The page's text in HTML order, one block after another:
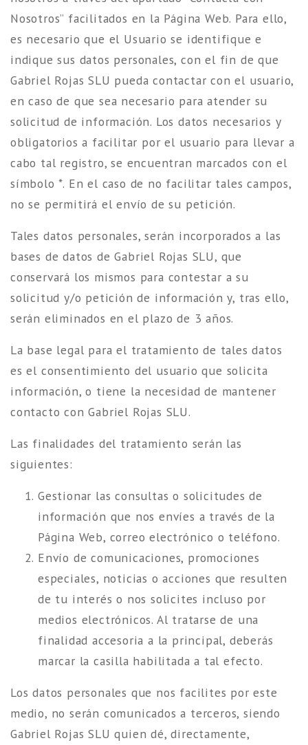
Nosotros” facilitados en la Página Web. Para ello,
es necesario que el Usuario se identifique e
indique sus datos personales, con el fin de que
Gabriel Rojas SLU pueda contactar con el usuario,
en caso de que sea necesario para atender su
solicitud de información. Los datos necesarios y
obligatorios a facilitar por el usuario para llevar a
cabo tal registro, se encuentran marcados con el
símbolo *. En el caso de no facilitar tales campos,
no se permitirá el envío de su petición.
Tales datos personales, serán incorporados a las
bases de datos de Gabriel Rojas SLU, que
conservará los mismos para contestar a su
solicitud y/o petición de información y, tras ello,
serán eliminados en el plazo de 3 años.
La base legal para el tratamiento de tales datos
es el consentimiento del usuario que solicita
información, o tiene la necesidad de mantener
contacto con Gabriel Rojas SLU.
Las finalidades del tratamiento serán las
siguientes:
Gestionar las consultas o solicitudes de
información que nos envíes a través de la
Página Web, correo electrónico o teléfono.
Envío de comunicaciones, promociones
especiales, noticias o acciones que resulten
de tu interés o nos solicites incluso por
medios electrónicos. Al tratarse de una
finalidad accesoria a la principal, deberás
marcar la casilla habilitada a tal efecto.
Los datos personales que nos facilites por este
medio, no serán comunicados a terceros, siendo
Gabriel Rojas SLU quien dé, directamente,